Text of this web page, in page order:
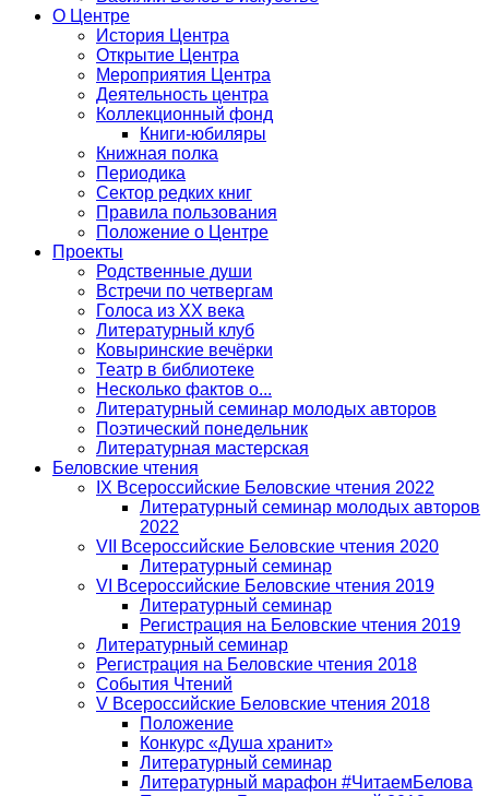
О Центре
История Центра
Открытие Центра
Мероприятия Центра
Деятельность центра
Коллекционный фонд
Книги-юбиляры
Книжная полка
Периодика
Сектор редких книг
Правила пользования
Положение о Центре
Проекты
Родственные души
Встречи по четвергам
Голоса из ХХ века
Литературный клуб
Ковыринские вечёрки
Театр в библиотеке
Несколько фактов о...
Литературный семинар молодых авторов
Поэтический понедельник
Литературная мастерская
Беловские чтения
IX Всероссийские Беловские чтения 2022
Литературный семинар молодых авторов
2022
VII Всероссийские Беловские чтения 2020
Литературный семинар
VI Всероссийские Беловские чтения 2019
Литературный семинар
Регистрация на Беловские чтения 2019
Литературный семинар
Регистрация на Беловские чтения 2018
События Чтений
V Всероссийские Беловские чтения 2018
Положение
Конкурс «Душа хранит»
Литературный семинар
Литературный марафон #ЧитаемБелова